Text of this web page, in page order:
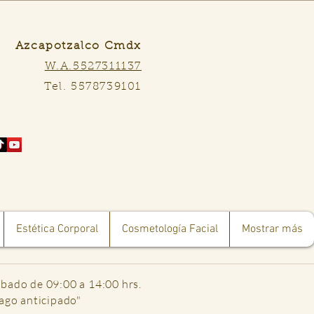
Azcapotzalco Cmdx
W.A.5527311137
Tel. 5578739101
Estética Corporal Cosmetología Facial Mostrar más
de 09:00 a 14:00 hrs.
anticipado"